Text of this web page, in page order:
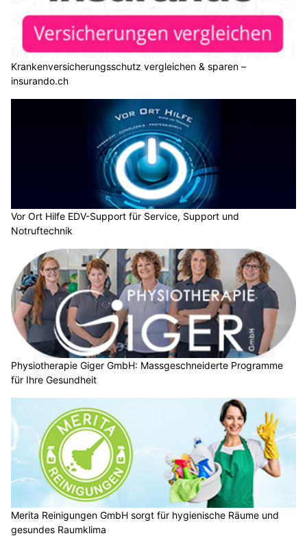
Krankenversicherungsschutz vergleichen & sparen –
insurando.ch
Vor Ort Hilfe EDV-Support für Service, Support und
Notruftechnik
Physiotherapie Giger GmbH: Massgeschneiderte Programme
für Ihre Gesundheit
Merita Reinigungen GmbH sorgt für hygienische Räume und
gesundes Raumklima